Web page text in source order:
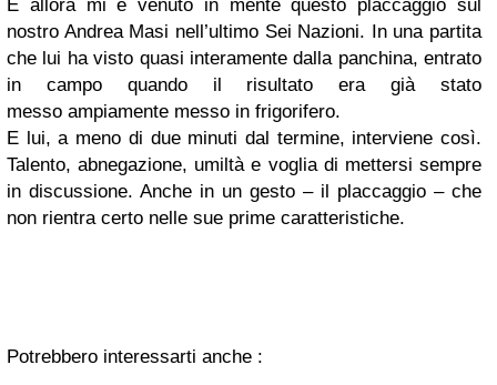
E allora mi è venuto in mente questo placcaggio sul
nostro Andrea Masi nell’ultimo Sei Nazioni. In una partita
che lui ha visto quasi interamente dalla panchina, entrato
in campo quando il risultato era già stato
messo ampiamente messo in frigorifero.
E lui, a meno di due minuti dal termine, interviene così.
Talento, abnegazione, umiltà e voglia di mettersi sempre
in discussione. Anche in un gesto – il placcaggio – che
non rientra certo nelle sue prime caratteristiche.
Potrebbero interessarti anche :